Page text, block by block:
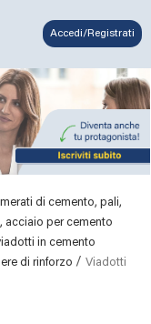
Accedi/Registrati
di cemento, pali,
acciaio per cemento
in cemento
di rinforzo / Viadotti